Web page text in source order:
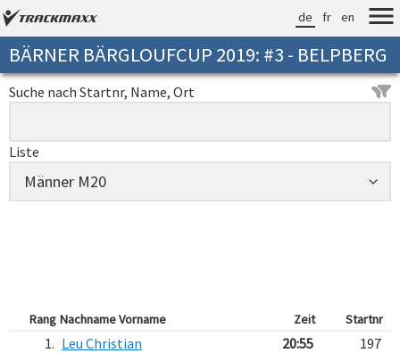
de fr en
BÄRNER BÄRGLOUFCUP 2019: #3 - BELPBERG
Suche nach Startnr, Name, Ort
Liste
Rang Nachname Vorname Zeit Startnr
1. Leu Christian 20:55
197